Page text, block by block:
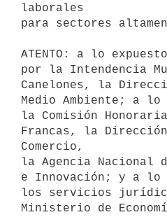
laborales
para sectores
ATENTO: a lo
por la Intendencia
Canelones, la
Medio Ambiente; a lo
la Comisión
Francas, la
Comercio,
la Agencia Nacional
e Innovación; y a lo
los servicios
Ministerio de